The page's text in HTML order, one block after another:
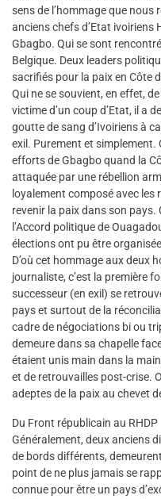
sens de l’hommage que
anciens chefs d’Etat ivoiriens
Gbagbo. Qui se sont
Belgique. Deux leaders
sacrifiés pour la paix en Côte
Qui ne se souvient, en effet,
victime d’un coup d’Etat, il a
goutte de sang d’Ivoiriens à
exil. Purement et simplement.
efforts de Gbagbo quand la
attaquée par une rébellion
loyalement composé avec les
revenir la paix dans son pays.
l’Accord politique de
élections ont pu être
D’où cet hommage aux deux
journaliste, c’est la première
successeur (en exil) se
pays et surtout de la
cadre de négociations bi ou
demeure dans sa chapelle
étaient unis main dans la
et de retrouvailles post-crise.
adeptes de la paix au chevet
Du Front républicain au RHDP
Généralement, deux anciens
de bords différents,
point de ne plus jamais se
connue pour être un pays